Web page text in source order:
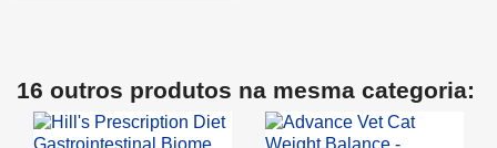
16 outros produtos na mesma categoria: